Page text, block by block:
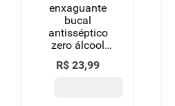
enxaguante
bucal
antisséptico
zero álcool
menta suave
listerine tartar
R$ 23,99